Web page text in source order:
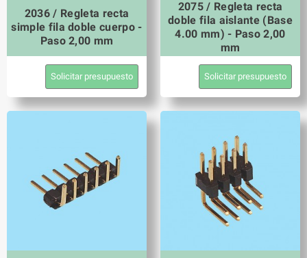
2036 / Regleta recta
simple fila doble cuerpo -
Paso 2,00 mm
Solicitar presupuesto
2075 / Regleta recta
doble fila aislante (Base
4.00 mm) - Paso 2,00
mm
Solicitar presupuesto